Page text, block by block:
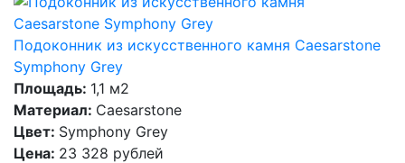
Подоконник из искусственного камня Caesarstone
Symphony Grey
Площадь: 1,1 м2
Материал: Caesarstone
Цвет: Symphony Grey
Цена: 23 328 рублей